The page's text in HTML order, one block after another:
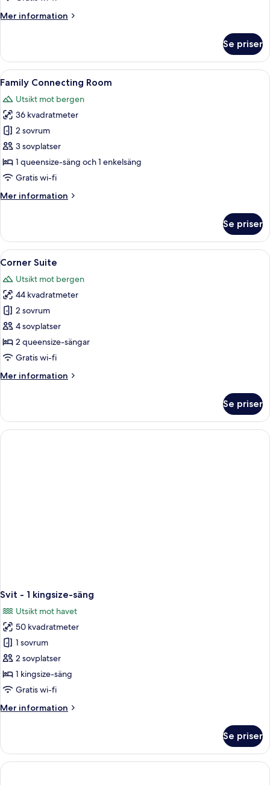
Mer information
Mer
dubbelrum
Se priser
Öppna
alla
foton
för
Family
Connecting
Room
Ett sovrum med ett sluttande tak,
5
Family Connecting Room
Utsikt mot bergen
36 kvadratmeter
2 sovrum
3 sovplatser
1 queensize-säng och 1 enkelsäng
Gratis wi-fi
Mer information
Mer
Connecting
Room
Se priser
Öppna
alla
foton
för
Corner
Suite
Ett modernt hotellrum med en
5
Corner Suite
Utsikt mot bergen
44 kvadratmeter
2 sovrum
4 sovplatser
2 queensize-sängar
Gratis wi-fi
Mer information
Mer
Suite
Se priser
Svit - 1 kingsize-säng
Utsikt mot havet
50 kvadratmeter
1 sovrum
2 sovplatser
1 kingsize-säng
Gratis wi-fi
Mer information
Mer
-
kingsize-
Se priser